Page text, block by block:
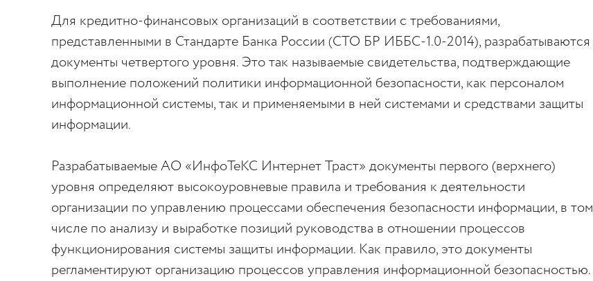
Для кредитно-финансовых организаций в соответствии с требованиями,
представленными в Стандарте Банка России (СТО БР ИББС-1.0-2014), разрабатываются
документы четвертого уровня. Это так называемые свидетельства, подтверждающие
выполнение положений политики информационной безопасности, как персоналом
информационной системы, так и применяемыми в ней системами и средствами защиты
информации.
Разрабатываемые АО «ИнфоТеКС Интернет Траст» документы первого (верхнего)
уровня определяют высокоуровневые правила и требования к деятельности
организации по управлению процессами обеспечения безопасности информации, в том
числе по анализу и выработке позиций руководства в отношении процессов
функционирования системы защиты информации. Как правило, это документы
регламентируют организацию процессов управления информационной безопасностью.